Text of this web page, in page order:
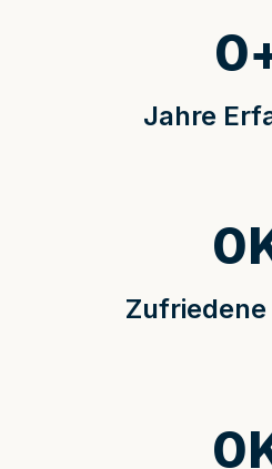
Jahre
0
0
0